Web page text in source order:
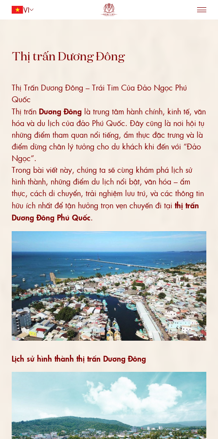
Quay lại
Người lớn
Trẻ em
0
TÌM PHÒNG
VI
ẨM THỰC
TIỆN ÍCH
HỘI NGHỊ VÀ TIỆC CƯỚI
ĐIỂM ĐẾN
Thị trấn Dương Đông
Thị Trấn Dương Đông – Trái Tim Của Đảo Ngọc Phú
Quốc
Thị trấn Dương Đông là trung tâm hành chính, kinh tế, văn
hóa và du lịch của đảo Phú Quốc. Đây cũng là nơi hội tụ
những điểm tham quan nổi tiếng, ẩm thực đặc trưng và là
điểm dừng chân lý tưởng cho du khách khi đến với “Đảo
Ngọc”.
Trong bài viết này, chúng ta sẽ cùng khám phá lịch sử
hình thành, những điểm du lịch nổi bật, văn hóa – ẩm
thực, cách di chuyển, trải nghiệm lưu trú, và các thông tin
hữu ích nhất để tận hưởng trọn vẹn chuyến đi tại thị trấn
Dương Đông Phú Quốc.
Lịch sử hình thành thị trấn Dương Đông